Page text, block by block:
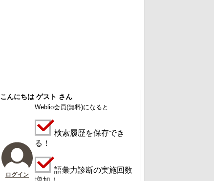
こんにちは ゲスト さん
ログイン
Weblio会員(無料)になると
検索履歴を保存でき
る！
語彙力診断の実施回数